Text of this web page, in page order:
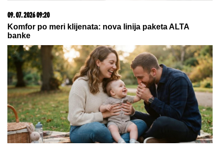
09. 07. 2026 09:20
Komfor po meri klijenata: nova linija paketa ALTA
banke